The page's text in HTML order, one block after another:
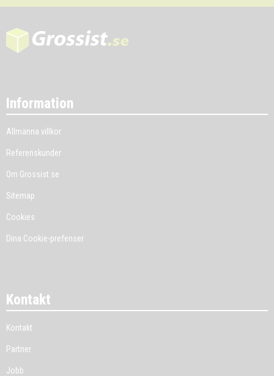
Information
Allmänna villkor
Referenskunder
Om Grossist.se
Sitemap
Cookies
Dina Cookie-prefenser
Kontakt
Kontakt
Partner
Jobb